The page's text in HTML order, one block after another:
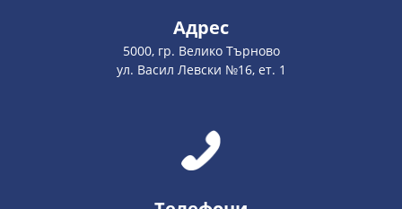
Адрес
5000, гр. Велико Търново
ул. Васил Левски №16, ет. 1